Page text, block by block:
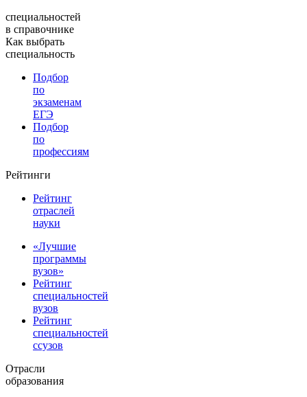
специальностей
в справочнике
Как выбрать
специальность
Подбор
по
экзаменам
ЕГЭ
Подбор
по
профессиям
Рейтинги
Рейтинг
отраслей
науки
«Лучшие
программы
вузов»
Рейтинг
специальностей
вузов
Рейтинг
специальностей
ссузов
Отрасли
образования